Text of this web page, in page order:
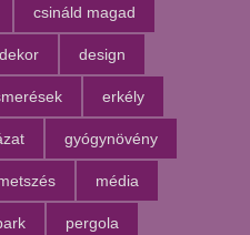
csináld magad
dekor design
erkély
gyógynövény
média
pergola